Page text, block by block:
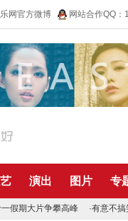
网官方微博 网站合作QQ
演出 图片 专
假期大片争攀高峰 ·有意不搞